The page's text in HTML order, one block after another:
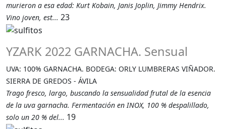
murieron a esa edad: Kurt Kobain, Janis Joplin, Jimmy Hendrix.
Vino joven, est... 23
YZARK 2022 GARNACHA. Sensual
UVA: 100% GARNACHA. BODEGA: ORLY LUMBRERAS VIÑADOR.
SIERRA DE GREDOS - ÁVILA
Trago fresco, largo, buscando la sensualidad frutal de la esencia
de la uva garnacha. Fermentación en INOX, 100 % despalillado,
solo un 20 % del... 19